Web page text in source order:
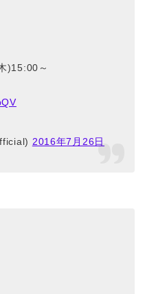
)15:00～
2016年7月26日